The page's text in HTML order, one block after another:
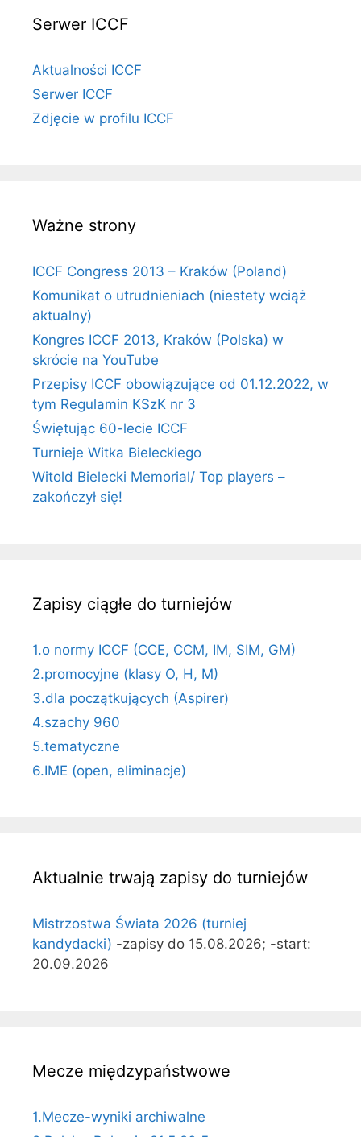
Serwer ICCF
Aktualności ICCF
Serwer ICCF
Zdjęcie w profilu ICCF
Ważne strony
ICCF Congress 2013 – Kraków (Poland)
Komunikat o utrudnieniach (niestety wciąż
aktualny)
Kongres ICCF 2013, Kraków (Polska) w
skrócie na YouTube
Przepisy ICCF obowiązujące od 01.12.2022, w
tym Regulamin KSzK nr 3
Świętując 60-lecie ICCF
Turnieje Witka Bieleckiego
Witold Bielecki Memorial/ Top players –
zakończył się!
Zapisy ciągłe do turniejów
1.o normy ICCF (CCE, CCM, IM, SIM, GM)
2.promocyjne (klasy O, H, M)
3.dla początkujących (Aspirer)
4.szachy 960
5.tematyczne
6.IME (open, eliminacje)
Aktualnie trwają zapisy do turniejów
Mistrzostwa Świata 2026 (turniej
kandydacki) -zapisy do 15.08.2026; -start:
20.09.2026
Mecze międzypaństwowe
1.Mecze-wyniki archiwalne